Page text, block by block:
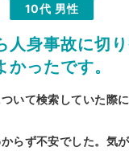
10代 男性
人身事故に切
かったです。
いて検索していた際
らず不安でした。気